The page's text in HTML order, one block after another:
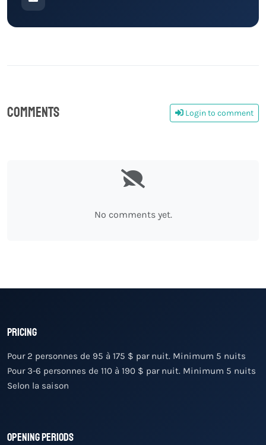
Comments Login to comment
No comments yet.
Pricing
Pour 2 personnes de 95 à 175 $ par nuit. Minimum 5 nuits
Pour 3-6 personnes de 110 à 190 $ par nuit. Minimum 5 nuits
Selon la saison
Opening Periods